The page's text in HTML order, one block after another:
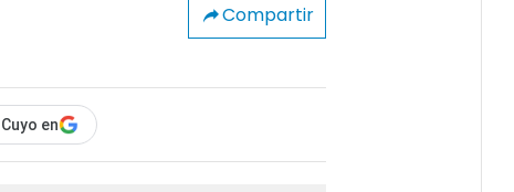
Compartir
en